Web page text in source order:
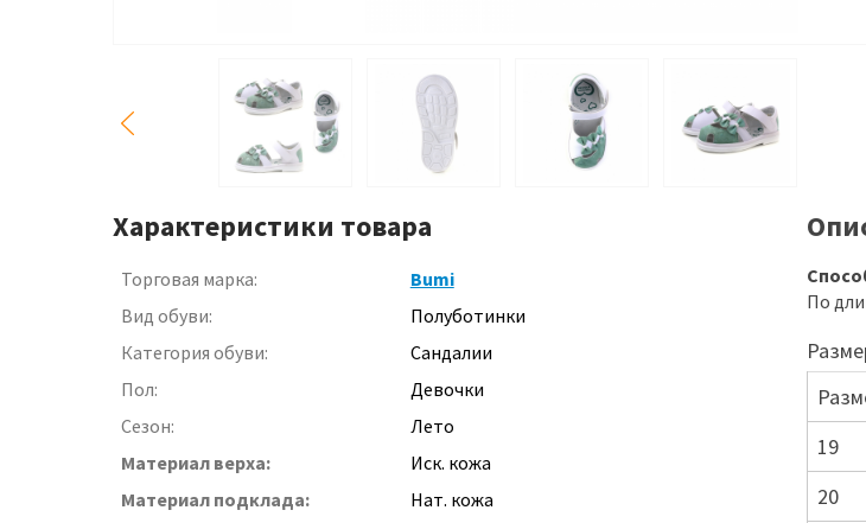
Характеристики товара
Торговая марка:
Bumi
Вид обуви:
Полуботинки
Категория обуви:
Сандалии
Пол:
Девочки
Сезон:
Лето
Материал верха:
Иск. кожа
Материал подклада:
Нат. кожа
По
19
20